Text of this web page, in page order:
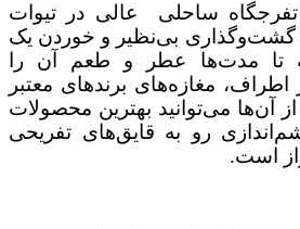
تفرجگاه ساحلی عالی در تیوات
گشت‌وگذاری بی‌نظیر و خوردن یک
تا مدت‌ها عطر و طعم آن را
مغازه‌های برندهای معتبر
آن‌ها می‌توانید بهترین محصولات
رو به قایق‌های تفریحی
است.